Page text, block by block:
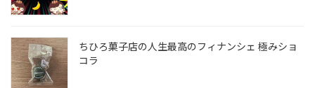
ちひろ菓子店の人生最高のフィナンシェ 極みショ
コラ